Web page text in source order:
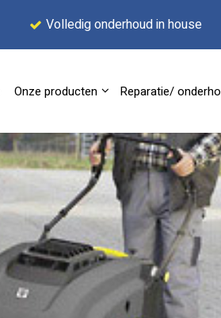
Volledig onderhoud in house
Onze producten Reparatie/